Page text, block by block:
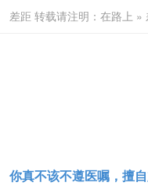
差距 转载请注明：在路上 »
你真不该不遵医嘱，擅